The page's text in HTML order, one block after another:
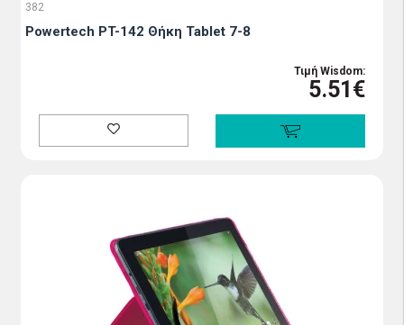
382
Powertech PT-142 Θήκη Tablet 7-8
Τιμή Wisdom:
5.51€